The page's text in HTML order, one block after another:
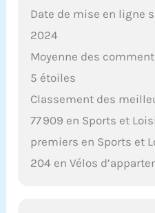
Date de mise en ligne
2024
Moyenne des
5 étoiles
Classement des
77 909 en Sports et
premiers en Sports et
204 en Vélos